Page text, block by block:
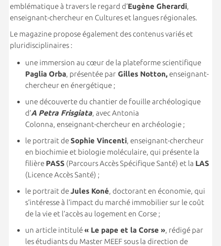
emblématique à travers le regard d’Eugène Gherardi,
enseignant-chercheur en Cultures et langues régionales.
Le magazine propose également des contenus variés et
pluridisciplinaires :
une immersion au cœur de la plateforme scientifique
Paglia Orba, présentée parGilles Notton,enseignant-
chercheur en énergétique ;
une découverte du chantier de fouille archéologique
d’A Petra Frisgiata, avec Antonia
Colonna, enseignant-chercheur en archéologie ;
le portrait deSophie Vincenti, enseignant-chercheur
en biochimie et biologie moléculaire, qui présente la
filière PASS (Parcours Accès Spécifique Santé) et la LAS
(Licence Accès Santé) ;
le portrait deJules Koné, doctorant en économie, qui
s’intéresse à l’impact du marché immobilier sur le coût
de la vie et l’accès au logement en Corse ;
un article intitulé« Le pape et la Corse », rédigé par
les étudiants du Master MEEF sous la direction de